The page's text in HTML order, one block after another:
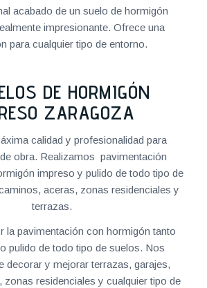
acabado de un suelo de hormigón
impresionante. Ofrece una
para cualquier tipo de entorno.
DE HORMIGÓN
ZARAGOZA
calidad y profesionalidad para
obra. Realizamos pavimentación
impreso y pulido de todo tipo de
aceras, zonas residenciales y
terrazas.
la pavimentación con hormigón tanto
pulido de todo tipo de suelos. Nos
decorar y mejorar terrazas, garajes,
zonas residenciales y cualquier tipo de